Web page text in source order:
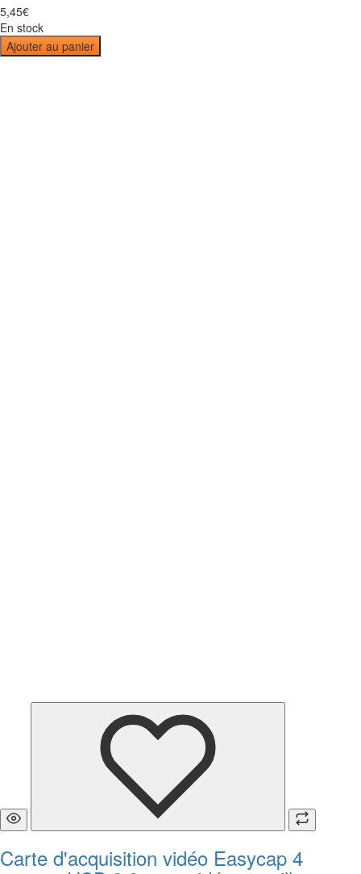
5,45€
En stock
Ajouter au panier
Carte d'acquisition vidéo Easycap 4